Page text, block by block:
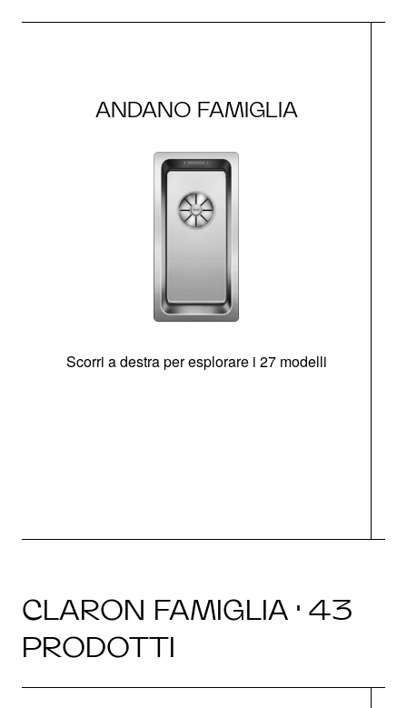
ANDANO FAMIGLIA
Scorri a destra per esplorare i 27 modelli
CLARON FAMIGLIA · 43
PRODOTTI